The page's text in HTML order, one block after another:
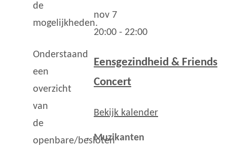
de
mogelijkheden.
Onderstaand
een
overzicht
van
de
openbare/besloten
nov 7
20:00 - 22:00
Eensgezindheid & Friends
Concert
Bekijk kalender
Muzikanten